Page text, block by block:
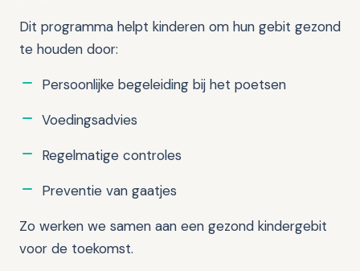
Dit programma helpt kinderen om hun gebit gezond
te houden door:
Persoonlijke begeleiding bij het poetsen
Voedingsadvies
Regelmatige controles
Preventie van gaatjes
Zo werken we samen aan een gezond kindergebit
voor de toekomst.